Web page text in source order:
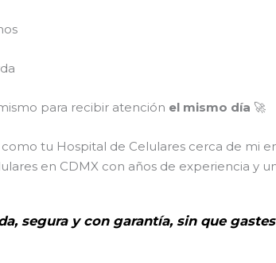
para recibir atención el mismo día 🚀
tu Hospital de Celulares cerca de mi
en CDMX con años de experiencia y
segura y con garantía, sin que